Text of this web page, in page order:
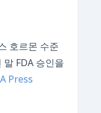
호르몬 수준
FDA 승인을
Press